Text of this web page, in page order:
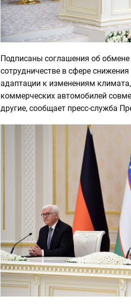
Подписаны соглашения об
сотрудничестве в сфере
адаптации к изменениям
коммерческих автомобилей
другие, сообщает пресс-служба